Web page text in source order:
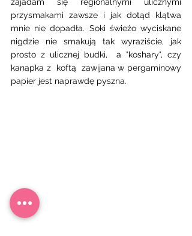
zajadam się regionalnymi ulicznymi
przysmakami zawsze i jak dotąd klątwa
mnie nie dopadła. Soki świeżo wyciskane
nigdzie nie smakują tak wyraziście, jak
prosto z ulicznej budki,  a "koshary", czy
kanapka z  koftą  zawijana w pergaminowy
papier jest naprawdę pyszna.